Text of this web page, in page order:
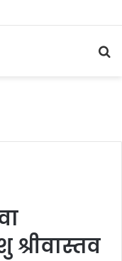
श्रीवास्तव